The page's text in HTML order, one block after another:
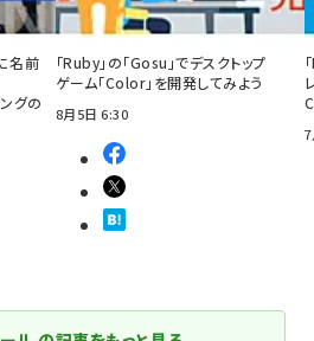
名前
グの
「Ruby」の「Gosu」でデスクトップ
ゲーム「Color」を開発してみよう
8月5日 6:30